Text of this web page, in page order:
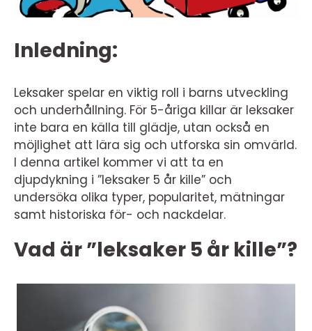
Inledning:
Leksaker spelar en viktig roll i barns utveckling
och underhållning. För 5-åriga killar är leksaker
inte bara en källa till glädje, utan också en
möjlighet att lära sig och utforska sin omvärld.
I denna artikel kommer vi att ta en
djupdykning i ”leksaker 5 år kille” och
undersöka olika typer, popularitet, mätningar
samt historiska för- och nackdelar.
Vad är ”leksaker 5 år kille”?